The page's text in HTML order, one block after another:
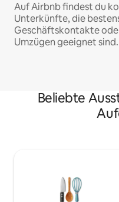
Auf Airbnb findest du
Unterkünfte, die
Geschäftskontakte
Umzügen geeignet sind.
Beliebte